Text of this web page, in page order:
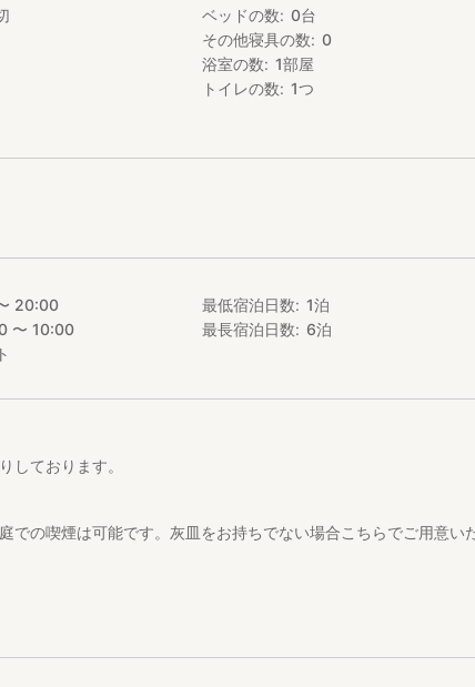
くりと沸かす「五右衛門風呂」です。
かなお湯に浸かり、体の芯から温まる体験を。
フォームのオプションで追加いただくか、当日17時までにお申し
たします。（ご自身で沸かしてみたい方はご相談ください。）
呂の予約なしの場合は、シャワーのみのご利用が可能です。
おり、タオルは毎日交換いたします。数日間の滞在拠点としても
用いただけます（乾燥機はございませんので、備え付けの物干し
回
イン時に必要か確認させていただきます。
らが便利です↓
50分
車で約25 分
のみ（レンジ、ケトル、トースター、シンクのみ）となります。
レットはございません。
ベッドの数 0台
その他寝具の数
0
浴室の数
1部屋
トイレの数
1つ
20:00
〜 10:00
最低宿泊日数 1泊
最長宿泊日数
6泊
しております。
での喫煙は可能です。灰皿をお持ちでない場合こちらでご用意い
いる場合がございますので事前にお声がけください。